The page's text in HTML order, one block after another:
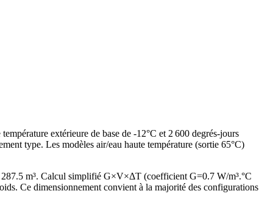
extérieure de base de -12°C et 2 600 degrés-jours
type. Les modèles air/eau haute température (sortie 65°C)
m³. Calcul simplifié G×V×ΔT (coefficient G=0.7 W/m³.°C
Ce dimensionnement convient à la majorité des configurations